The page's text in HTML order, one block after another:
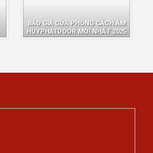
BÁO GIÁ CỬA PHÒNG CÁCH ÂM
HUYPHATDOOR MỚI NHẤT 2025